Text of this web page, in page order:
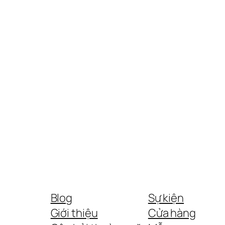
Blog
Giới thiệu
Sự kiện
Cửa hàng